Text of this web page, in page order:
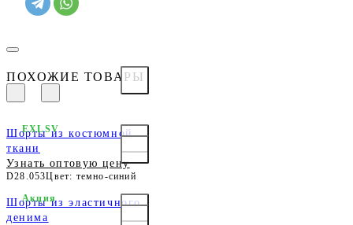
ПОХОЖИЕ ТОВАРЫ
Шорты из костюмной
ткани
Узнать оптовую цену
D28.053Цвет: темно-синий
EXLSV
Шорты из эластичного
денима
Акция